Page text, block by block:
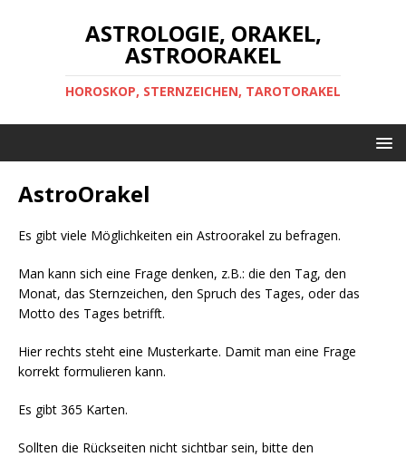
ASTROLOGIE, ORAKEL,
ASTROORAKEL
HOROSKOP, STERNZEICHEN, TAROTORAKEL
AstroOrakel
Es gibt viele Möglichkeiten ein Astroorakel zu befragen.
Man kann sich eine Frage denken, z.B.: die den Tag, den
Monat, das Sternzeichen, den Spruch des Tages, oder das
Motto des Tages betrifft.
Hier rechts steht eine Musterkarte. Damit man eine Frage
korrekt formulieren kann.
Es gibt 365 Karten.
Sollten die Rückseiten nicht sichtbar sein, bitte den